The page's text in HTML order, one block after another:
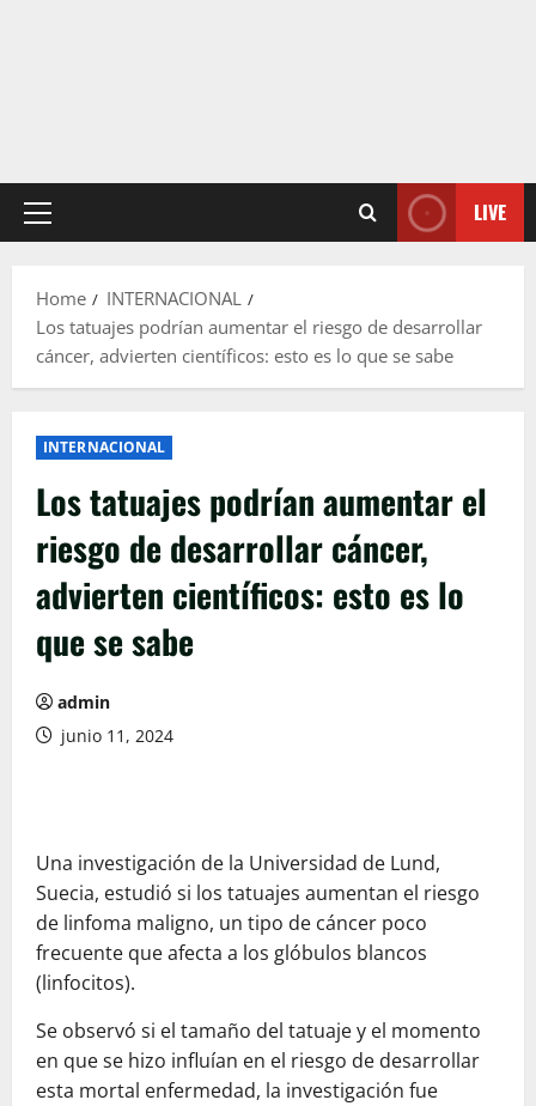
Primary
LIVE
Home
INTERNACIONAL
Los tatuajes podrían aumentar el riesgo de desarrollar
cáncer, advierten científicos: esto es lo que se sabe
INTERNACIONAL
Los tatuajes podrían aumentar el
riesgo de desarrollar cáncer,
advierten científicos: esto es lo
que se sabe
admin
junio 11, 2024
Una investigación de la Universidad de Lund,
Suecia, estudió si los tatuajes aumentan el riesgo
de linfoma maligno, un tipo de cáncer poco
frecuente que afecta a los glóbulos blancos
(linfocitos).
Se observó si el tamaño del tatuaje y el momento
en que se hizo influían en el riesgo de desarrollar
esta mortal enfermedad, la investigación fue